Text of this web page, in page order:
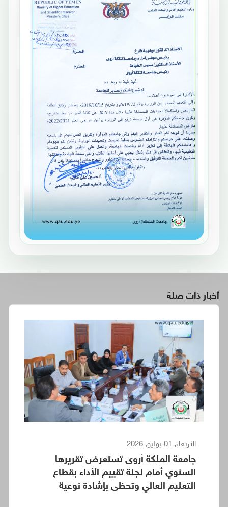
أخبار ذات صلة
الأربعاء, 01 يوليو, 2026
جامعة الملكة أروى تستعرض تقريرها
السنوي أمام لجنة تقييم الأداء بقطاع
التعليم العالي وتحظى بإشادة نوعية